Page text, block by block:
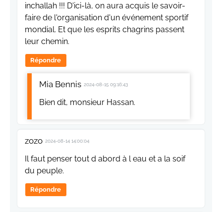
inchallah !!! D'ici-là, on aura acquis le savoir-
faire de l'organisation d'un événement sportif
mondial. Et que les esprits chagrins passent
leur chemin.
Répondre
Mia Bennis 2024-08-15 09:16:43
Bien dit, monsieur Hassan.
zozo 2024-08-14 14:00:04
Il faut penser tout d abord à l eau et a la soif
du peuple.
Répondre